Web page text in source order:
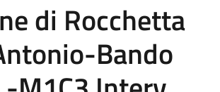
di Rocchetta
Bando